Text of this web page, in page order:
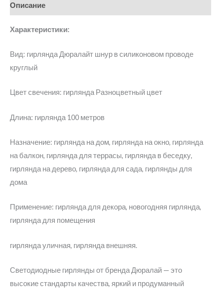
Описание
Характеристики:
Вид: гирлянда Дюралайт шнур в силиконовом проводе
круглый
Цвет свечения: гирлянда Разноцветный цвет
Длина: гирлянда 100 метров
Назначение: гирлянда на дом, гирлянда на окно, гирлянда
на балкон, гирлянда для террасы, гирлянда в беседку,
гирлянда на дерево, гирлянда для сада, гирлянды для
дома
Применение: гирлянда для декора, новогодняя гирлянда,
гирлянда для помещения
гирлянда уличная, гирлянда внешняя.
Светодиодные гирлянды от бренда Дюралай — это
высокие стандарты качества, яркий и продуманный